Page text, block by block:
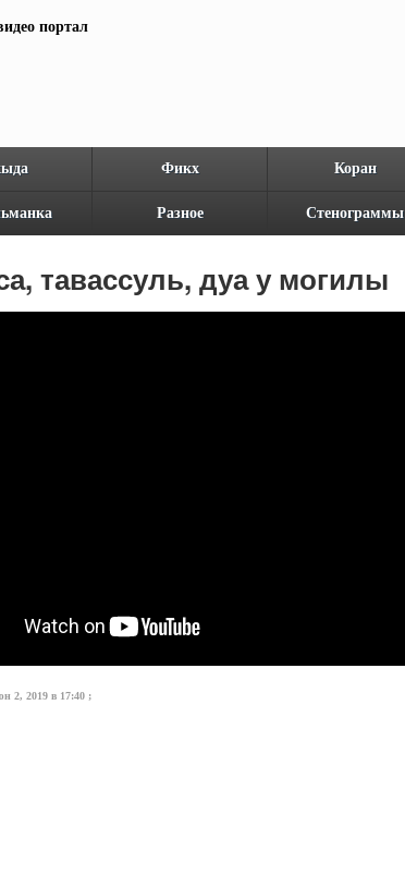
Фикх Коран
Разное Стенограммы
тавассуль, дуа у могилы
2, 2019 в 17:40 ;